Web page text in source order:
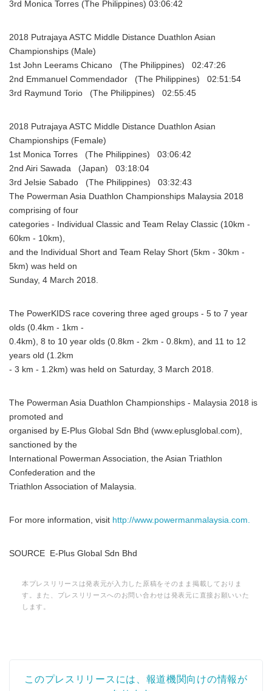
3rd Monica Torres (The Philippines) 03:06:42
2018 Putrajaya ASTC Middle Distance Duathlon Asian
Championships (Male)
1st John Leerams Chicano (The Philippines) 02:47:26
2nd Emmanuel Commendador (The Philippines) 02:51:54
3rd Raymund Torio (The Philippines) 02:55:45
2018 Putrajaya ASTC Middle Distance Duathlon Asian
Championships (Female)
1st Monica Torres (The Philippines) 03:06:42
2nd Airi Sawada (Japan) 03:18:04
3rd Jelsie Sabado (The Philippines) 03:32:43
The Powerman Asia Duathlon Championships Malaysia 2018
comprising of four
categories - Individual Classic and Team Relay Classic (10km -
60km - 10km),
and the Individual Short and Team Relay Short (5km - 30km -
5km) was held on
Sunday, 4 March 2018.
The PowerKIDS race covering three aged groups - 5 to 7 year
olds (0.4km - 1km -
0.4km), 8 to 10 year olds (0.8km - 2km - 0.8km), and 11 to 12
years old (1.2km
- 3 km - 1.2km) was held on Saturday, 3 March 2018.
The Powerman Asia Duathlon Championships - Malaysia 2018 is
promoted and
organised by E-Plus Global Sdn Bhd (www.eplusglobal.com),
sanctioned by the
International Powerman Association, the Asian Triathlon
Confederation and the
Triathlon Association of Malaysia.
For more information, visit http://www.powermanmalaysia.com.
SOURCE E-Plus Global Sdn Bhd
本プレスリリースは発表元が入力した原稿をそのまま掲載しておりま
す。また、プレスリリースへのお問い合わせは発表元に直接お願いいた
します。
このプレスリリースには、報道機関向けの情報が